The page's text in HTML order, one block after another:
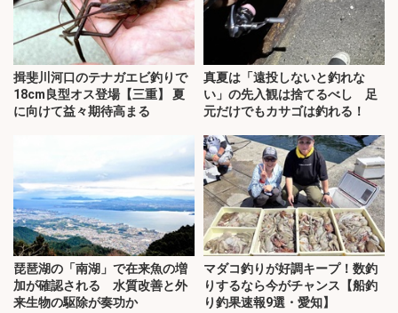
揖斐川河口のテナガエビ釣りで
18cm良型オス登場【三重】 夏
に向けて益々期待高まる
真夏は「遠投しないと釣れな
い」の先入観は捨てるべし 足
元だけでもカサゴは釣れる！
琵琶湖の「南湖」で在来魚の増
加が確認される 水質改善と外
来生物の駆除が奏功か
マダコ釣りが好調キープ！数釣
りするなら今がチャンス【船釣
り釣果速報9選・愛知】